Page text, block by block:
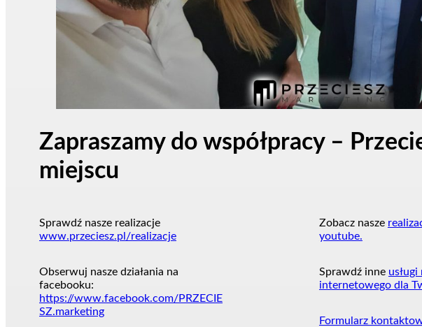
Zapraszamy do współpracy –
miejscu
Sprawdź nasze realizacje
www.przeciesz.pl/realizacje
Obserwuj nasze działania na
facebooku:
https://www.facebook.com/PRZECIE
SZ.marketing
Zobacz nasze
youtube.
Sprawdź inne
internetowego dla
Formularz